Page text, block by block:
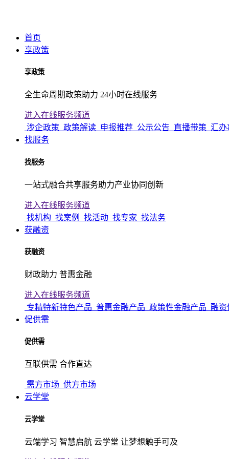
首页
享政策
享政策
全生命周期政策助力 24小时在线服务
进入在线服务频道
涉企政策 政策解读 申报推荐 公示公告 直播带策 汇办
找服务
找服务
一站式融合共享服务助力产业协同创新
进入在线服务频道
找机构 找案例 找活动 找专家 找法务
获融资
获融资
财政助力 普惠金融
进入在线服务频道
专精特新特色产品 普惠金融产品 政策性金融产品 融资
促供需
促供需
互联供需 合作直达
需方市场 供方市场
云学堂
云学堂
云端学习 智慧启航 云学堂 让梦想触手可及